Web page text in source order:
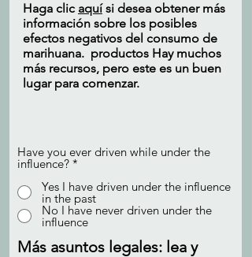
Haga clic aquísi desea obtener más
información sobre los posibles
efectos negativos del consumo de
marihuana. productos Hay muchos
más recursos, pero este es un buen
lugar para comenzar.
Have you ever driven while under the
influence? *
Yes I have driven under the influence
in the past
No I have never driven under the
influence
Más asuntos legales: lea y